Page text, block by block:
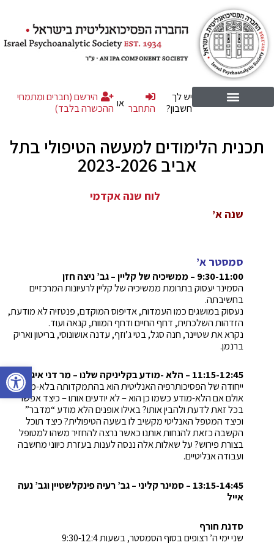
פתח
יש לך
חשבון?
התחבר או
הירשם (חברים ומתמחי
ההכשרה בלבד)
תכנית הלימודים למעשה הטיפולי בתל
אביב 2023-2026
לוח שנה אקדמי
שנה א’
סמסטר א’
9:30-11:00 – ממשיכיה של קליין – גב’ ניצה חזן
הסמינר יעסוק בתרומת ממשיכיה של קליין לרעיונות המרכזיים
בחשיבתה.
נעסוק במושגים כמו העמדות, אדיפוס המוקדם, פנטזיה לא מודעת,
הזדהות השלכתית, דחף החיים ודחף המוות, קנאה ועוד.
נקרא את שטיינר, חנה סגל, בטי ג’וזף, עדנה אושונוסי, בריטון ואריק
ברנמן.
11:15-12:45 –
הלא -מודע בקליניקה שלנו – מר דני איגר
ייחודה של הפסיכותרפיה האנליטית הוא בהתמקדותה בלא-מודע.
אולם אם הלא-מודע כשמו כן הוא – לא יודעים אותו – כיצד אפשר
בכל זאת לדעת ולהבין אותו? באילו אופנים הלא מודע “מדבר”
וכיצד המטפל האנליטי מקשיב לו בשעה הטיפולית? כיצד תוכל
הקשבה כזאת להנחות אותנו כאשר נרצה להחזיר משהו למטופל
בצורת פירוש? על שאלות אלה ננסה לענות בעזרת כיווני מחשבה
ועבודה אנליטיים.
13:15-14:45 – סמינר קליני – גב’ רעיה פינקלשטיין וגב’ נעה
אייל
סדנת חורף
שני ימי ה’ רצופים בסוף הסמסטר, בשעות 9:30-12:4